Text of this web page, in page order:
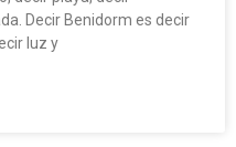
Decir Benidorm es decir
luz y